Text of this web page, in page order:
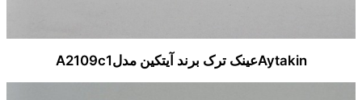
Aytakinعینک ترک برند آیتکین مدلA2109c1